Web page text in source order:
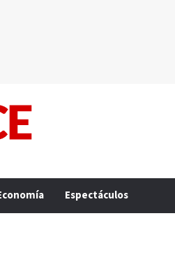
Espectáculos